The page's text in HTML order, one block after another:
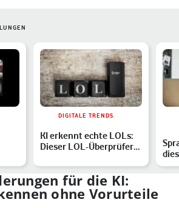
DIGITALE TRENDS
KI erkennt echte LOLs:
Dieser LOL-Überprüfer
für die KI:
ohne Vorurteile